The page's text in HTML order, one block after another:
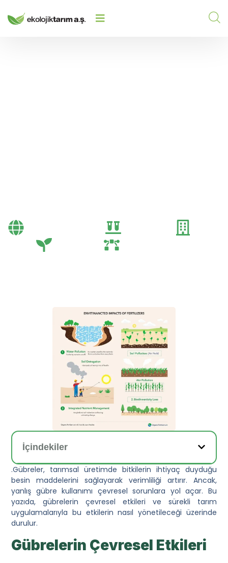
İçindekiler
.Gübreler, tarımsal üretimde bitkilerin ihtiyaç duyduğu
besin maddelerini sağlayarak verimliliği artırır. Ancak,
yanlış gübre kullanımı çevresel sorunlara yol açar. Bu
yazıda, gübrelerin çevresel etkileri ve sürekli tarım
uygulamalarıyla bu etkilerin nasıl yönetileceği üzerinde
durulur.
Gübrelerin Çevresel Etkileri